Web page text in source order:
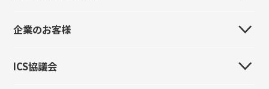
事業所・販売代理店・関連会社
イベント情報
はじめてのお客様
製品紹介
企業のお客様
はじめてのお客様
ICS協議会